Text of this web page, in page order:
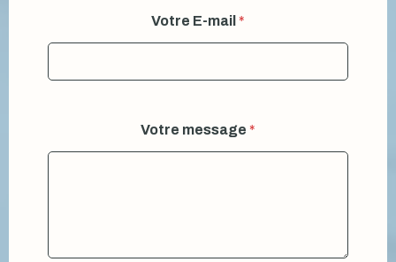
Votre E-mail *
Votre message *